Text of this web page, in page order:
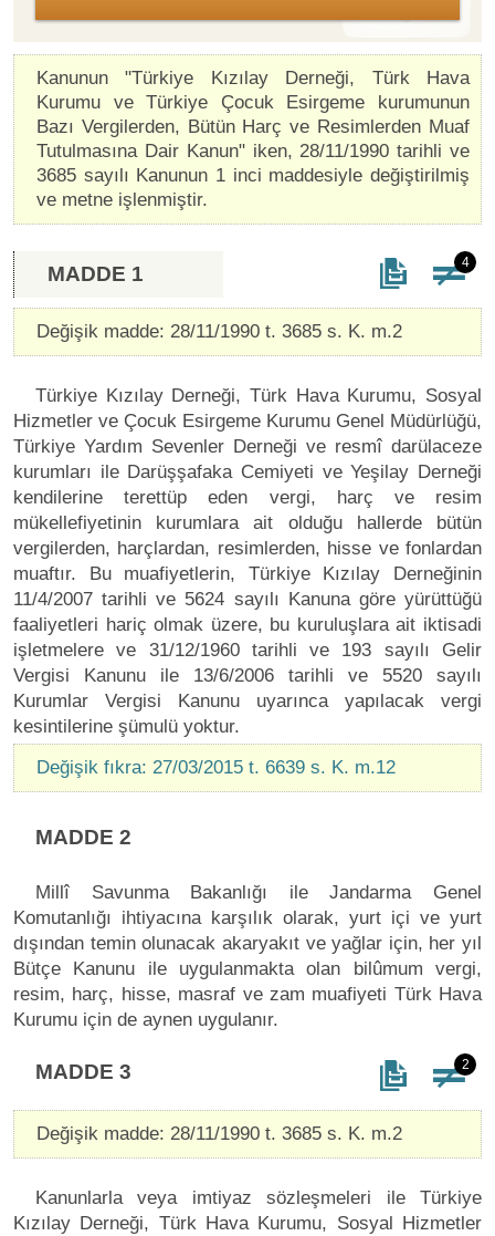
Kanunun "Türkiye Kızılay Derneği, Türk Hava
Kurumu ve Türkiye Çocuk Esirgeme kurumunun
Bazı Vergilerden, Bütün Harç ve Resimlerden Muaf
Tutulmasına Dair Kanun" iken, 28/11/1990 tarihli ve
3685 sayılı Kanunun 1 inci maddesiyle değiştirilmiş
ve metne işlenmiştir.
MADDE 1 4
Değişik madde: 28/11/1990 t. 3685 s. K. m.2
Türkiye Kızılay Derneği, Türk Hava Kurumu, Sosyal
Hizmetler ve Çocuk Esirgeme Kurumu Genel Müdürlüğü,
Türkiye Yardım Sevenler Derneği ve resmî darülaceze
kurumları ile Darüşşafaka Cemiyeti ve Yeşilay Derneği
kendilerine terettüp eden vergi, harç ve resim
mükellefiyetinin kurumlara ait olduğu hallerde bütün
vergilerden, harçlardan, resimlerden, hisse ve fonlardan
muaftır. Bu muafiyetlerin, Türkiye Kızılay Derneğinin
11/4/2007 tarihli ve 5624 sayılı Kanuna göre yürüttüğü
faaliyetleri hariç olmak üzere, bu kuruluşlara ait iktisadi
işletmelere ve 31/12/1960 tarihli ve 193 sayılı Gelir
Vergisi Kanunu ile 13/6/2006 tarihli ve 5520 sayılı
Kurumlar Vergisi Kanunu uyarınca yapılacak vergi
kesintilerine şümulü yoktur.
Değişik fıkra: 27/03/2015 t. 6639 s. K. m.12
MADDE 2
Millî Savunma Bakanlığı ile Jandarma Genel
Komutanlığı ihtiyacına karşılık olarak, yurt içi ve yurt
dışından temin olunacak akaryakıt ve yağlar için, her yıl
Bütçe Kanunu ile uygulanmakta olan bilûmum vergi,
resim, harç, hisse, masraf ve zam muafiyeti Türk Hava
Kurumu için de aynen uygulanır.
MADDE 3 2
Değişik madde: 28/11/1990 t. 3685 s. K. m.2
Kanunlarla veya imtiyaz sözleşmeleri ile Türkiye
Kızılay Derneği, Türk Hava Kurumu, Sosyal Hizmetler